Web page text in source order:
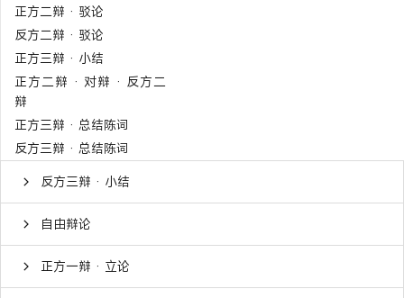
正方二辩 · 驳论
反方二辩 · 驳论
正方三辩 · 小结
正方二辩 · 对辩 · 反方二
辩
正方三辩 · 总结陈词
反方三辩 · 总结陈词
反方三辩 · 小结
自由辩论
正方一辩 · 立论